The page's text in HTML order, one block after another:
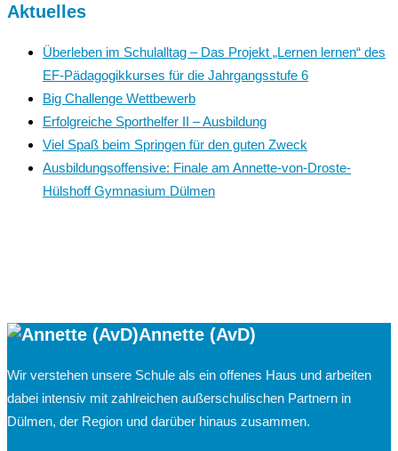
Aktuelles
Überleben im Schulalltag – Das Projekt „Lernen lernen“ des
EF-Pädagogikkurses für die Jahrgangsstufe 6
Big Challenge Wettbewerb
Erfolgreiche Sporthelfer II – Ausbildung
Viel Spaß beim Springen für den guten Zweck
Ausbildungsoffensive: Finale am Annette-von-Droste-
Hülshoff Gymnasium Dülmen
Annette (AvD)
Wir verstehen unsere Schule als ein offenes Haus und arbeiten
dabei intensiv mit zahlreichen außerschulischen Partnern in
Dülmen, der Region und darüber hinaus zusammen.